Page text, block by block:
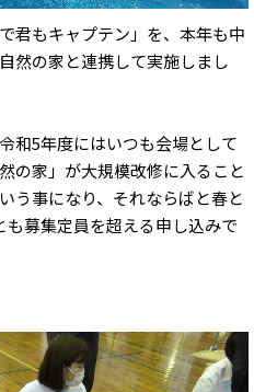
君もキャプテン」を、本年も中
然の家と連携して実施しまし
和5年度にはいつも会場として
の家」が大規模改修に入ること
う事になり、それならばと春と
募集定員を超える申し込みで